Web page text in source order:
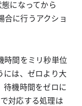
になってから
合に行うアクショ
時間をミリ秒単位
には、ゼロより大
待機時間をゼロに
対応する処理は